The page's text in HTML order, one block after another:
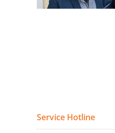
Service Hotline